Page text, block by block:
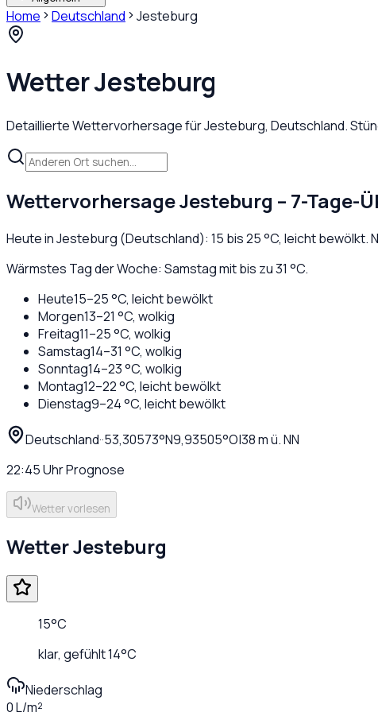
Home Deutschland Jesteburg
WetterJesteburg
Detaillierte Wettervorhersage fürJesteburg, Deutschland.
WettervorhersageJesteburg – 7-Tage-
Heute inJesteburg (Deutschland): 15 bis25°C, leicht bewölkt.
Wärmstes Tag der Woche: Samstag mit bis zu 31 °C.
Heute15–25°C, leicht bewölkt
Morgen13–21 °C, wolkig
Freitag11–25°C, wolkig
Samstag14–31 °C, wolkig
Sonntag14–23°C, wolkig
Montag12–22°C, leicht bewölkt
Dienstag9–24°C, leicht bewölkt
Deutschland··53,30573°N9,93505°O|38m ü. NN
22:45UhrPrognose
Wetter vorlesen
WetterJesteburg
15°C
klar, gefühlt14°C
Niederschlag
0 L/m²